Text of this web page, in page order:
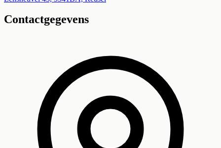
−
Contactgegevens